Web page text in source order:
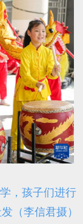
，孩子们进行
（李信君摄）